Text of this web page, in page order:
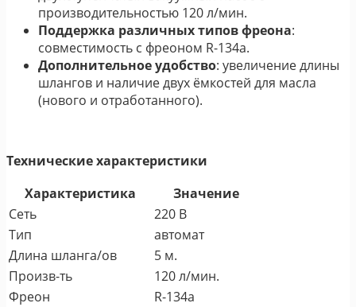
производительностью 120 л/мин.
Поддержка различных типов фреона:
совместимость с фреоном R-134a.
Дополнительное удобство: увеличение длины
шлангов и наличие двух ёмкостей для масла
(нового и отработанного).
Технические характеристики
Характеристика
Значение
Сеть
220 В
Тип
автомат
Длина шланга/ов
5 м.
Произв-ть
120 л/мин.
Фреон
R-134a